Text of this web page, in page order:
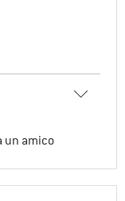
un amico